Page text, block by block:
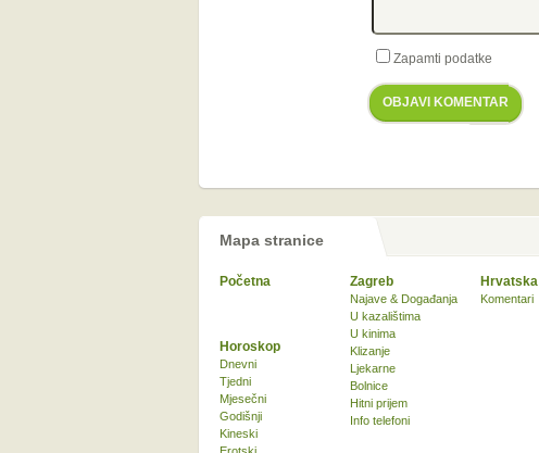
Zapamti podatke
OBJAVI KOMENTAR
Mapa stranice
Početna Zagreb
Najave & Događanja
U kazalištima
U kinima
Klizanje
Ljekarne
Bolnice
Hitni prijem
Info telefoni
Hrvatska
Komentari
Horoskop
Dnevni
Tjedni
Mjesečni
Godišnji
Kineski